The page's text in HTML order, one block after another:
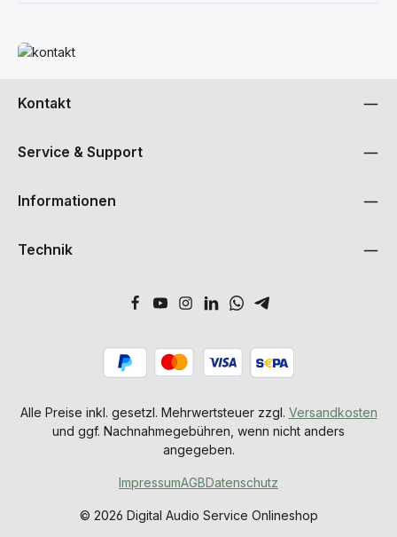
Mehr erfahren
Kontakt
Service & Support
Informationen
Technik
Alle Preise inkl. gesetzl. Mehrwertsteuer zzgl. Versandkosten
und ggf. Nachnahmegebühren, wenn nicht anders
angegeben.
© 2026 Digital Audio Service Onlineshop
ImpressumAGBDatenschutz